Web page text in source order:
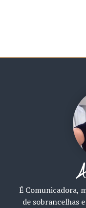
É Comunicadora,
de sobrancelhas